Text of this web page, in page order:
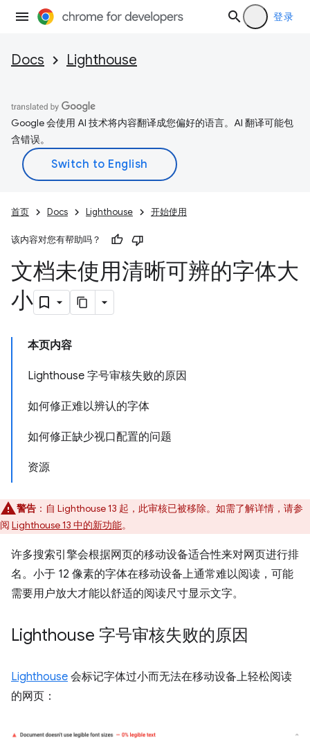
登录
Docs Lighthouse
Google 会使用 AI 技术将内容翻译成您偏好的语言。AI 翻译可能包
含错误。
首页 Docs Lighthouse 开始使用
该内容对您有帮助吗？
文档未使用清晰可辨的字体大
小
本页内容
Lighthouse 字号审核失败的原因
如何修正难以辨认的字体
如何修正缺少视口配置的问题
资源
警告 ：自 Lighthouse 13 起，此审核已被移除。如需了解详情，请参
阅 Lighthouse 13 中的新功能。
许多搜索引擎会根据网页的移动设备适合性来对网页进行排
名。小于 12 像素的字体在移动设备上通常难以阅读，可能
需要用户放大才能以舒适的阅读尺寸显示文字。
Lighthouse 字号审核失败的原因
Lighthouse 会标记字体过小而无法在移动设备上轻松阅读
的网页：